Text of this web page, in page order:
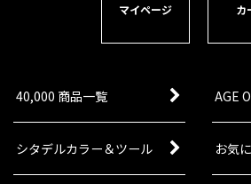
マイページ カ
40,000 商品一覧 AGE
シタデルカラー＆ツール お気